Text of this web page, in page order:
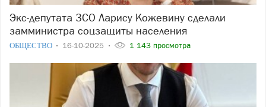
Экс-депутата ЗСО Ларису Кожевину сделали
замминистра соцзащиты населения
ОБЩЕСТВО 16-10-2025 1 143 просмотра